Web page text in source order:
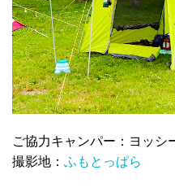
ご協力キャンパー：ヨッシ
撮影地： ふもとっぱら